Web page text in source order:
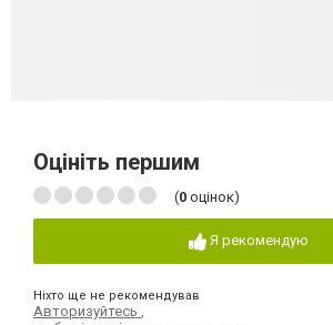
Оцініть першим
(0 оцінок)
Я рекомендую
Ніхто ще не рекомендував
Авторизуйтесь